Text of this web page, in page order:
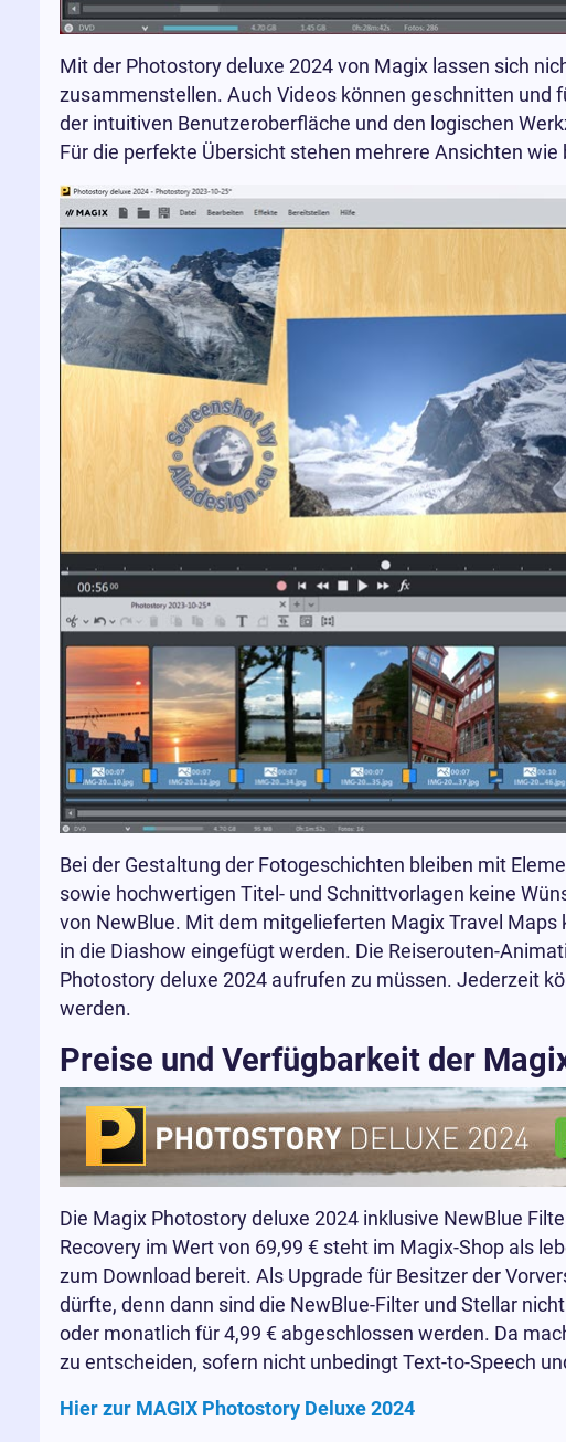
Mit der Photostory deluxe 2024 von Magix lassen sich
zusammenstellen. Auch Videos können geschnitten
der intuitiven Benutzeroberfläche und den logischen
Für die perfekte Übersicht stehen mehrere Ansichten
Bei der Gestaltung der Fotogeschichten bleiben mit
sowie hochwertigen Titel- und Schnittvorlagen keine
von NewBlue. Mit dem mitgelieferten Magix Travel
in die Diashow eingefügt werden. Die Reiserouten-
Photostory deluxe 2024 aufrufen zu müssen. Jederzeit
werden.
Preise und Verfügbarkeit der
Die Magix Photostory deluxe 2024 inklusive NewBlue
Recovery im Wert von 69,99 € steht im Magix-Shop als
zum Download bereit. Als Upgrade für Besitzer der
dürfte, denn dann sind die NewBlue-Filter und Stellar
oder monatlich für 4,99 € abgeschlossen werden. Da
zu entscheiden, sofern nicht unbedingt Text-to-Speech
Hier zur MAGIX Photostory Deluxe 2024